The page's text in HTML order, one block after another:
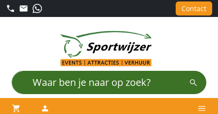
Contact
winkelwagen
account